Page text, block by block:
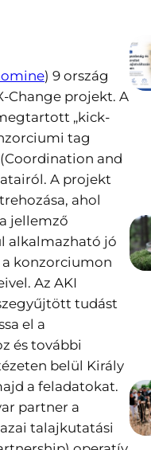
) 9 ország
Change projekt. A
„kick-
tag
and
A projekt
ahol
jellemző
alkalmazható jó
konzorciumon
Az AKI
tudást
el a
és további
belül Király
a feladatokat.
partner a
talajkutatási